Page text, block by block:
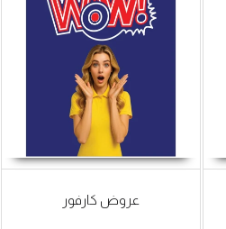
عروض كارفور